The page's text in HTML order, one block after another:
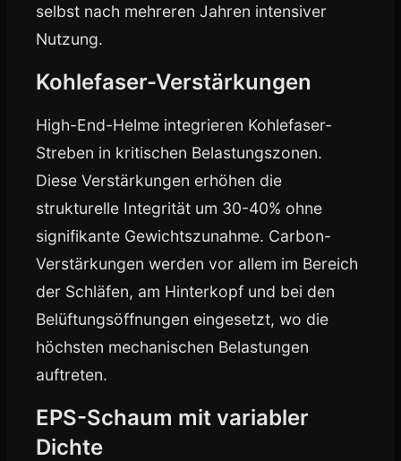
selbst nach mehreren Jahren intensiver
Nutzung.
Kohlefaser-Verstärkungen
High-End-Helme integrieren Kohlefaser-
Streben in kritischen Belastungszonen.
Diese Verstärkungen erhöhen die
strukturelle Integrität um 30-40% ohne
signifikante Gewichtszunahme. Carbon-
Verstärkungen werden vor allem im Bereich
der Schläfen, am Hinterkopf und bei den
Belüftungsöffnungen eingesetzt, wo die
höchsten mechanischen Belastungen
auftreten.
EPS-Schaum mit variabler
Dichte